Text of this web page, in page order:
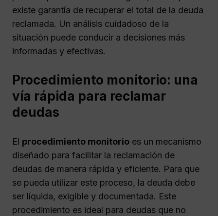
existe garantía de recuperar el total de la deuda
reclamada. Un análisis cuidadoso de la
situación puede conducir a decisiones más
informadas y efectivas.
Procedimiento monitorio: una
vía rápida para reclamar
deudas
El procedimiento monitorio es un mecanismo
diseñado para facilitar la reclamación de
deudas de manera rápida y eficiente. Para que
se pueda utilizar este proceso, la deuda debe
ser líquida, exigible y documentada. Este
procedimiento es ideal para deudas que no